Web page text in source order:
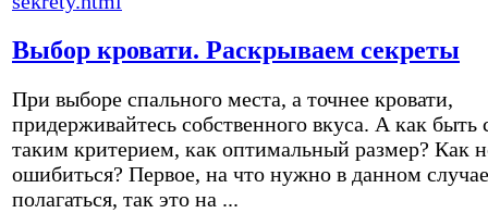
Выбор кровати. Раскрываем секреты
При выборе спального места, а точнее кровати,
придерживайтесь собственного вкуса. А как быть
таким критерием, как оптимальный размер? Как
ошибиться? Первое, на что нужно в данном случае
полагаться, так это на ...